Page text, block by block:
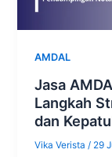
AMDAL
Jasa
Langkah
dan
Vika Verista/ 29